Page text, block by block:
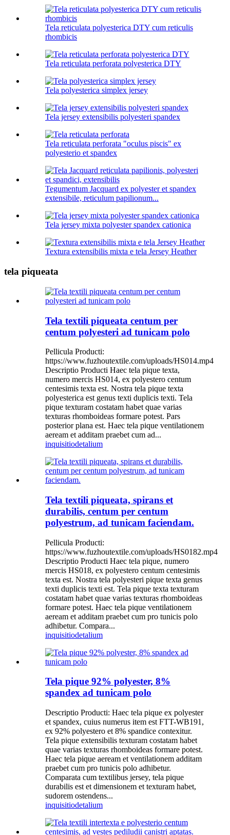
Tela reticulata polyesterica DTY cum reticulis
rhombicis
Tela reticulata perforata polyesterica DTY
Tela polyesterica simplex jersey
Tela jersey extensibilis polyesteri spandex
Tela reticulata perforata "oculus piscis" ex
polyesterio et spandex
Tegumentum Jacquard ex polyester et spandex
extensibile, reticulum papilionum...
Tela jersey mixta polyester spandex cationica
Textura extensibilis mixta e tela Jersey Heather
tela piqueata
Tela textili piqueata centum per
centum polyesteri ad tunicam polo
Pellicula Producti:
https://www.fuzhoutextile.com/uploads/HS014.mp4
Descriptio Producti Haec tela pique texta,
numero mercis HS014, ex polyestero centum
centesimis texta est. Nostra tela pique texta
polyesterica est genus texti duplicis texti. Tela
pique texturam costatam habet quae varias
texturas rhomboideas formare potest. Pars
posterior plana est. Haec tela pique ventilationem
aeream et additam praebet cum ad...
inquisitiodetalium
Tela textili piqueata, spirans et
durabilis, centum per centum
polyestrum, ad tunicam faciendam.
Pellicula Producti:
https://www.fuzhoutextile.com/uploads/HS0182.mp4
Descriptio Producti Haec tela pique, numero
mercis HS018, ex polyestero centum centesimis
texta est. Nostra tela polyesteri pique texta genus
texti duplicis texti est. Tela pique texta texturam
costatam habet quae varias texturas rhomboideas
formare potest. Haec tela pique ventilationem
aeream et additam praebet cum pro tunicis polo
adhibetur. Compara...
inquisitiodetalium
Tela pique 92% polyester, 8%
spandex ad tunicam polo
Descriptio Producti: Haec tela pique ex polyester
et spandex, cuius numerus item est FTT-WB191,
ex 92% polyestero et 8% spandice contexitur.
Tela pique extensibilis texturam costatam habet
quae varias texturas rhomboideas formare potest.
Haec tela pique aeream et ventilationem additam
praebet cum pro tunicis polo adhibetur.
Comparata cum textilibus jersey, tela pique
durabilis est et dimensionem et texturam habet,
sudorem ostendens...
inquisitiodetalium